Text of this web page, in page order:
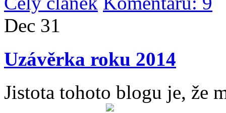
Dec 31
Uzávěrka roku 2014
Jistota tohoto blogu je, že